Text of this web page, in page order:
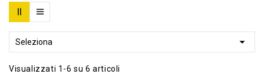
Seleziona 
Visualizzati 1-6 su 6 articoli